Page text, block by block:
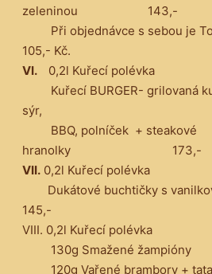
zeleninou 143,-
Při objednávce s sebou je
105,- Kč.
VI.
0,2l Kuřecí polévka
Kuřecí BURGER- grilovaná
sýr,
BBQ, polníček + steakové
hranolky 173,-
VII. 0,2l Kuřecí polévka
Dukátové buchtičky s
145,-
VIII. 0,2l Kuřecí polévka
130g Smažené žampióny
120g Vařené brambory +